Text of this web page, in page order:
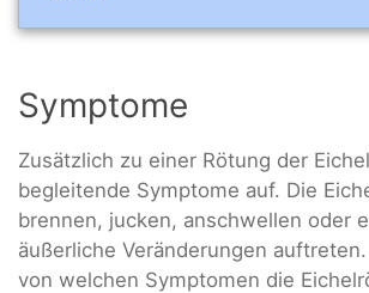
Symptome
Zusätzlich zu einer Rötung der
begleitende Symptome auf. Die
brennen, jucken, anschwellen oder
äußerliche Veränderungen
von welchen Symptomen die